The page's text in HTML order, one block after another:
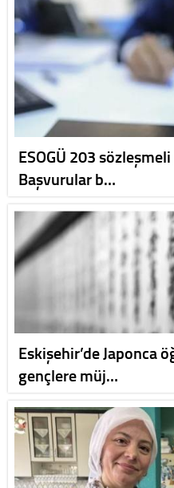
ESOGÜ 203
Başvurular b…
Eskişehir’de Japonca
gençlere müj…